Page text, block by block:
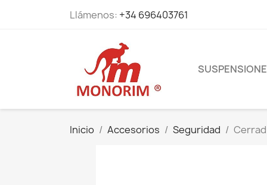
Llámenos: +34 696403761
Inicio Accesorios Seguridad